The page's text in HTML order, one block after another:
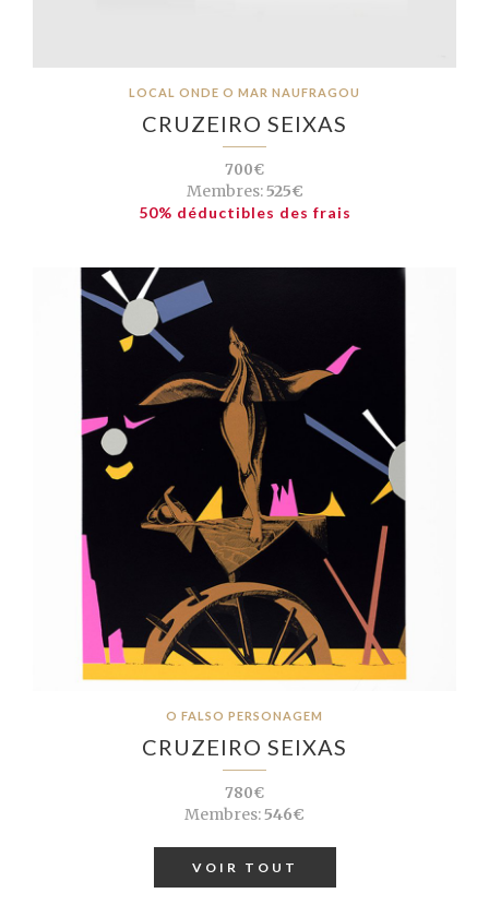
LOCAL ONDE O MAR NAUFRAGOU
CRUZEIRO SEIXAS
700€
Membres:525€
50% déductibles des frais
O FALSO PERSONAGEM
CRUZEIRO SEIXAS
780€
Membres:546€
VOIR TOUT